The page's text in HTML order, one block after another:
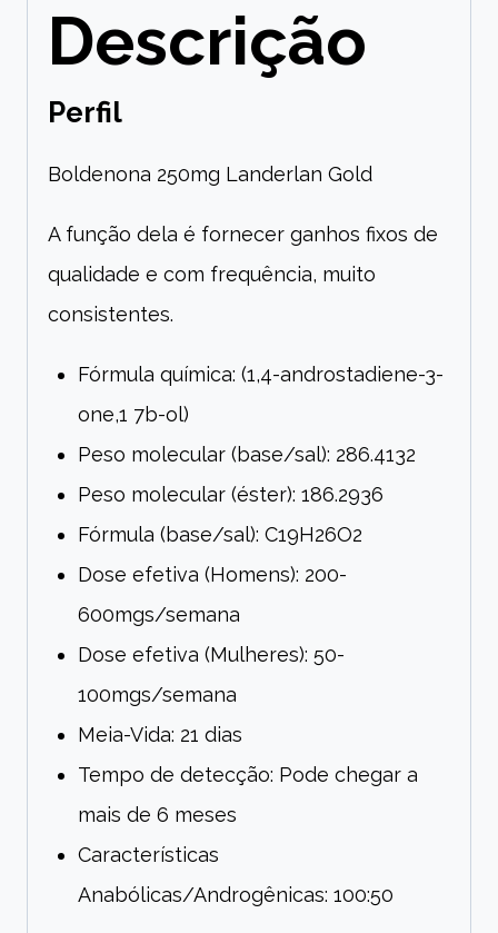
Descrição
Perfil
Boldenona 250mg Landerlan Gold
A função dela é fornecer ganhos fixos de
qualidade e com frequência, muito
consistentes.
Fórmula química: (1,4-androstadiene-3-
one,1 7b-ol)
Peso molecular (base/sal): 286.4132
Peso molecular (éster): 186.2936
Fórmula (base/sal): C19H26O2
Dose efetiva (Homens): 200-
600mgs/semana
Dose efetiva (Mulheres): 50-
100mgs/semana
Meia-Vida: 21 dias
Tempo de detecção: Pode chegar a
mais de 6 meses
Características
Anabólicas/Androgênicas: 100:50